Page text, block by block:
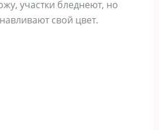
участки бледнеют, но
свой цвет.